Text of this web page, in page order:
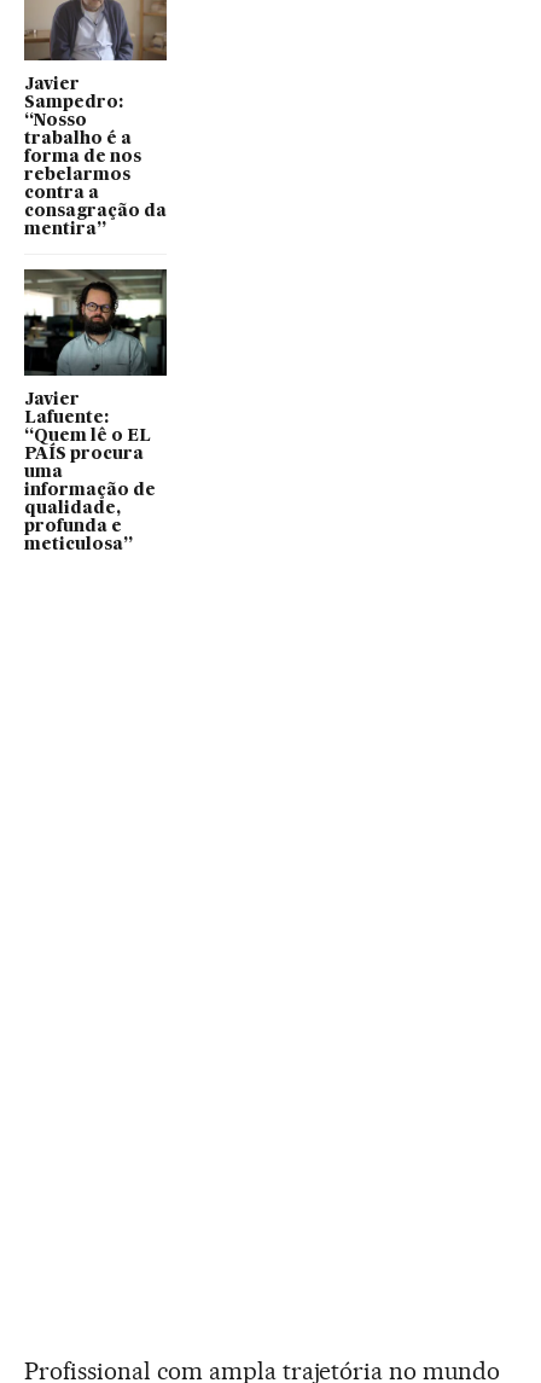
Javier
Sampedro:
“Nosso
trabalho é a
forma de nos
rebelarmos
contra a
consagração da
mentira”
Javier
Lafuente:
“Quem lê o EL
PAÍS procura
uma
informação de
qualidade,
profunda e
meticulosa”
Profissional com ampla trajetória no mundo